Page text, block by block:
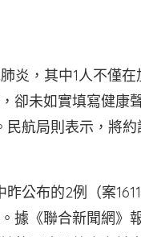
炎，其中1人不僅
卻未如實填寫健康
航局則表示，將
公布的2例（案
據《聯合新聞網》